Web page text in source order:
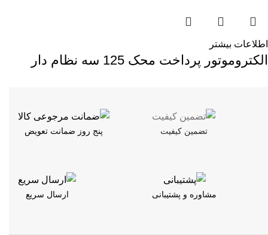
اطلاعات بیشتر
الکتروموتور پرداخت محک 125 سه نظام دار
تضمین کیفیت پنج روز ضمانت تعویض
مشاوره و پشتیبانی ارسال سریع